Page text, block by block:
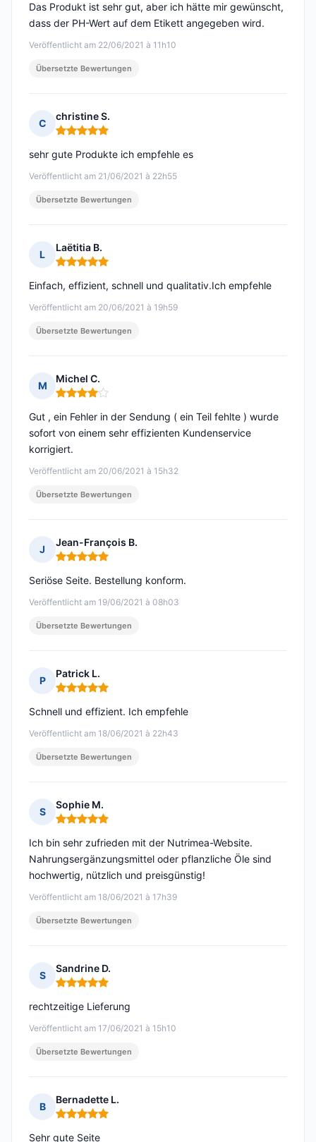
Veröffentlicht am 22/06/2021 à 11h10
Das Produkt ist sehr gut, aber ich hätte mir gewünscht,
dass der PH-Wert auf dem Etikett angegeben wird.
Übersetzte Bewertungen
C
christine S.
Hinweis: 5 von 5
Veröffentlicht am 21/06/2021 à 22h55
sehr gute Produkte ich empfehle es
Übersetzte Bewertungen
L
Laëtitia B.
Hinweis: 5 von 5
Veröffentlicht am 20/06/2021 à 19h59
Einfach, effizient, schnell und qualitativ.Ich empfehle
Übersetzte Bewertungen
M
Michel C.
Hinweis: 4 von 5
Veröffentlicht am 20/06/2021 à 15h32
Gut , ein Fehler in der Sendung ( ein Teil fehlte ) wurde
sofort von einem sehr effizienten Kundenservice
korrigiert.
Übersetzte Bewertungen
J
Jean-François B.
Hinweis: 5 von 5
Veröffentlicht am 19/06/2021 à 08h03
Seriöse Seite. Bestellung konform.
Übersetzte Bewertungen
P
Patrick L.
Hinweis: 5 von 5
Veröffentlicht am 18/06/2021 à 22h43
Schnell und effizient. Ich empfehle
Übersetzte Bewertungen
S
Sophie M.
Hinweis: 5 von 5
Veröffentlicht am 18/06/2021 à 17h39
Ich bin sehr zufrieden mit der Nutrimea-Website.
Nahrungsergänzungsmittel oder pflanzliche Öle sind
hochwertig, nützlich und preisgünstig!
Übersetzte Bewertungen
S
Sandrine D.
Hinweis: 5 von 5
Veröffentlicht am 17/06/2021 à 15h10
rechtzeitige Lieferung
Übersetzte Bewertungen
B
Bernadette L.
Hinweis: 5 von 5
Sehr gute Seite